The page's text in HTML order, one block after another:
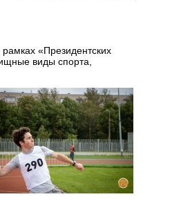
«Президентских
виды спорта,